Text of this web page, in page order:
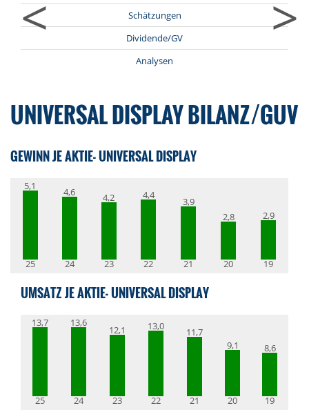
<
Schätzungen
Dividende/GV
Analysen
>
UNIVERSAL DISPLAY BILANZ/GUV
GEWINN JE AKTIE- UNIVERSAL DISPLAY
5,1
25
4,6
24
4,2
23
4,4
22
3,9
21
2,8
20
2,9
19
UMSATZ JE AKTIE- UNIVERSAL DISPLAY
13,7
25
13,6
24
12,1
23
13,0
22
11,7
21
9,1
20
8,6
19